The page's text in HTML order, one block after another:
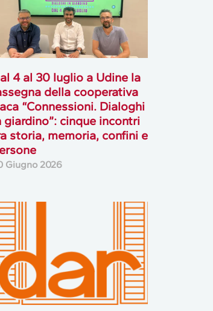
4 al 30 luglio a Udine la
della cooperativa
“Connessioni. Dialoghi
giardino”: cinque incontri
storia, memoria, confini e
Giugno 2026